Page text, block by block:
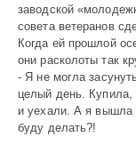
заводской
совета ветеранов
Когда ей прошлой
они расколоты так
- Я не могла
целый день.
и уехали. А я вышла
буду делать?!